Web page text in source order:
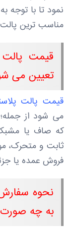
نمود تا با توجه
مناسب ترین پالت
قیمت
تعیین می
قیمت پالت
می شود از
که صاف یا
ثابت و متحرک،
فروش عمده یا
نحوه
به چه